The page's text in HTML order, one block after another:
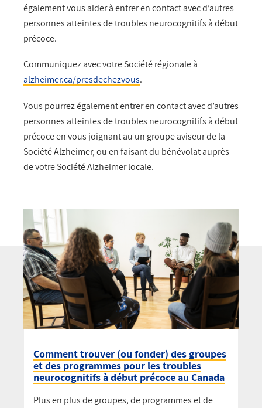
également vous aider à entrer en contact avec d’autres
personnes atteintes detroubles neurocognitifs à début
précoce.
Communiquez avec votre Société régionale à
alzheimer.ca/presdechezvous.
Vous pourrez également entrer en contact avec d’autres
personnes atteintes detroubles neurocognitifs à début
précoce envous joignant au un groupe aviseur de la
Société Alzheimer, ou en faisant du bénévolat auprès
de votre Société Alzheimer locale.
Comment trouver (ou fonder) des groupes
et des programmes pour les troubles
neurocognitifs à début précoce au Canada
Plus en plus de groupes, de programmes et de